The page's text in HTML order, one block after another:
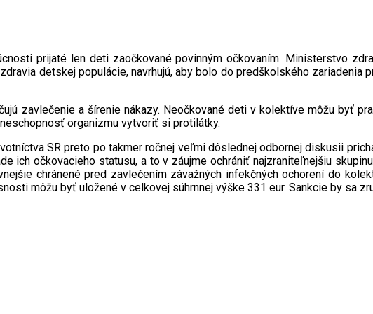
prijaté len deti zaočkované povinným očkovaním. Ministerstvo
detskej populácie, navrhujú, aby bolo do predškolského zariadenia
zavlečenie a šírenie nákazy. Neočkované deti v kolektíve môžu byť
organizmu vytvoriť si protilátky.
SR preto po takmer ročnej veľmi dôslednej odbornej diskusii
ich očkovacieho statusu, a to v záujme ochrániť najzraniteľnejšiu
chránené pred zavlečením závažných infekčných ochorení do
môžu byť uložené v celkovej súhrnnej výške 331 eur. Sankcie by sa